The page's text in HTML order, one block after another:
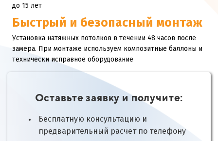
до 15 лет
Быстрый и безопасный монтаж
Установка натяжных потолков в течении 48 часов после
замера. При монтаже используем композитные баллоны и
технически исправное оборудование
Оставьте заявку и получите:
Бесплатную консультацию и
предварительный расчет по телефону